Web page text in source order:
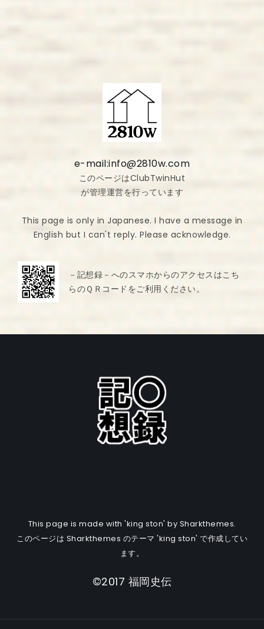
e-mail:info@2810w.com
このページはClubTwinHut
が管理運営を行っています
This page is only in Japanese. I have a message in
English but I can't reply. Please acknowledge.
－記想録－へのスマホからのアクセスはこち
らのＱＲコードをご利用ください。
This page is made with 'king ston' by Sharkthemes.
このページは Sharkthemes のテーマ 'king ston' で作成してい
ます。
©2017 福岡史伝